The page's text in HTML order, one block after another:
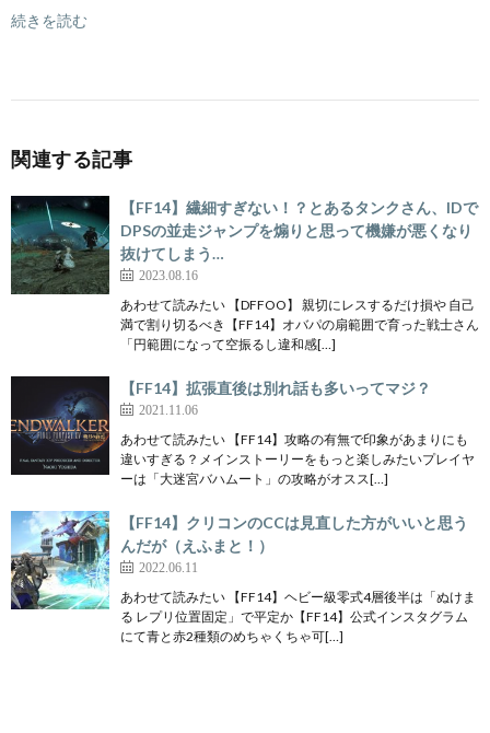
続きを読む
関連する記事
【FF14】繊細すぎない！？とあるタンクさん、IDで
DPSの並走ジャンプを煽りと思って機嫌が悪くなり
抜けてしまう…
2023.08.16
あわせて読みたい 【DFFOO】 親切にレスするだけ損や 自己
満で割り切るべき【FF14】オバパの扇範囲で育った戦士さん
「円範囲になって空振るし違和感[…]
【FF14】拡張直後は別れ話も多いってマジ？
2021.11.06
あわせて読みたい 【FF14】攻略の有無で印象があまりにも
違いすぎる？メインストーリーをもっと楽しみたいプレイヤ
ーは「大迷宮バハムート」の攻略がオスス[…]
【FF14】クリコンのCCは見直した方がいいと思う
んだが（えふまと！）
2022.06.11
あわせて読みたい 【FF14】ヘビー級零式4層後半は「ぬけま
る レプリ位置固定」で平定か【FF14】公式インスタグラム
にて青と赤2種類のめちゃくちゃ可[…]